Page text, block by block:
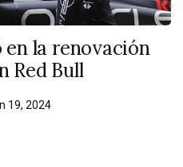
la renovación
Red Bull
19, 2024